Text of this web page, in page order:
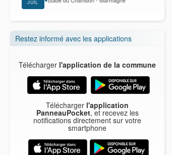
JUIL
Restez informé avec les applications
Télécharger l'application de la commune
Télécharger l'application
PanneauPocket, et recevez les
notifications directement sur votre
smartphone